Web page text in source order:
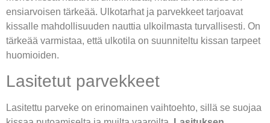
ensiarvoisen tärkeää. Ulkotarhat ja parvekkeet tarjoavat
kissalle mahdollisuuden nauttia ulkoilmasta turvallisesti. On
tärkeää varmistaa, että ulkotila on suunniteltu kissan tarpeet
huomioiden.
Lasitetut parvekkeet
Lasitettu parveke on erinomainen vaihtoehto, sillä se suojaa